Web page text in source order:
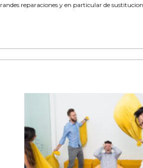
reparaciones y en particular de